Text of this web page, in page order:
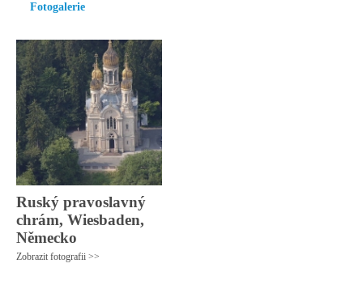
Fotogalerie
Ruský pravoslavný
chrám, Wiesbaden,
Německo
Zobrazit fotografii >>